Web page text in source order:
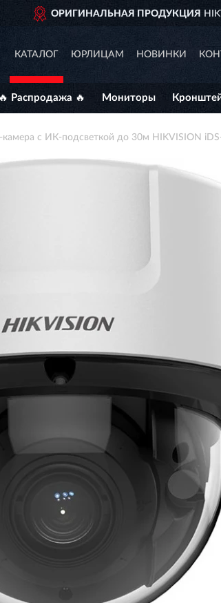
HIKVISION В РОССИИ
КАТАЛОГ ЮРЛИЦАМ НОВИНКИ
🔥 Распродажа 🔥 Мониторы
с ИК-подсветкой до 30м HIKVISION